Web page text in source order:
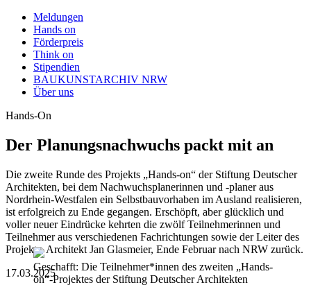
Meldungen
Hands on
Förderpreis
Think on
Stipendien
BAUKUNSTARCHIV NRW
Über uns
Hands-On
Der Planungsnachwuchs packt mit an
Die zweite Runde des Projekts „Hands-on“ der Stiftung Deutscher
Architekten, bei dem Nachwuchsplanerinnen und -planer aus
Nordrhein-Westfalen ein Selbstbauvorhaben im Ausland realisieren,
ist erfolgreich zu Ende gegangen. Erschöpft, aber glücklich und
voller neuer Eindrücke kehrten die zwölf Teilnehmerinnen und
Teilnehmer aus verschiedenen Fachrichtungen sowie der Leiter des
Projekts, Architekt Jan Glasmeier, Ende Februar nach NRW zurück.
17.03.2025Geschafft: Die Teilnehmer*innen des zweiten „Hands-
on“-Projektes der Stiftung Deutscher Architekten